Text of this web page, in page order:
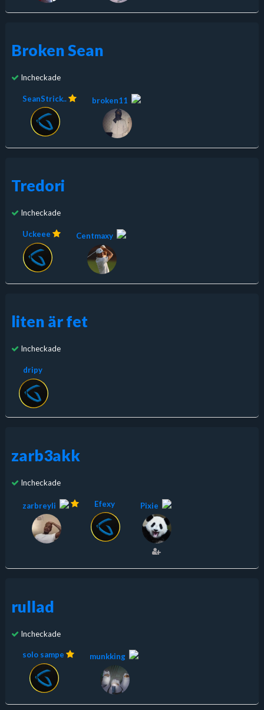
Broken Sean
Incheckade
SeanStrick.. broken11
Tredori
Incheckade
Uckeee Centmaxy
liten är fet
Incheckade
dripy
zarb3akk
Incheckade
zarbreyli Efexy Pixie
rullad
Incheckade
solo sampe munkking